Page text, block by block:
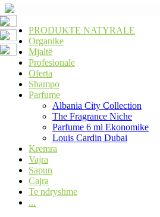
PRODUKTE NATYRALE
Organike
Mjaltë
Profesionale
Oferta
Shampo
Parfume
Albania City Collection
The Fragrance Niche
Parfume 6 ml Ekonomike
Louis Cardin Dubai
Kremra
Vajra
Sapun
Cajra
Te ndryshme
...